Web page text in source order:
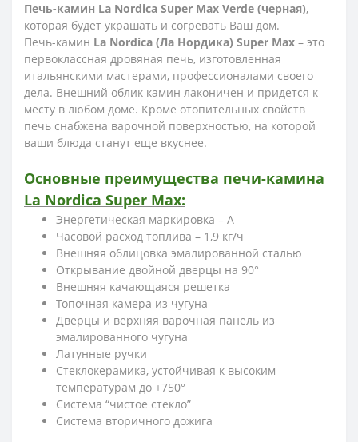
Печь-камин La Nordica Super Max Verde (черная),
которая будет украшать и согревать Ваш дом.
Печь-камин La Nordica (Ла Нордика) Super Max – это
первоклассная дровяная печь, изготовленная
итальянскими мастерами, профессионалами своего
дела. Внешний облик камин лаконичен и придется к
месту в любом доме. Кроме отопительных свойств
печь снабжена варочной поверхностью, на которой
ваши блюда станут еще вкуснее.
Основные преимущества печи-камина
La Nordica Super Max:
Энергетическая маркировка – А
Часовой расход топлива – 1,9 кг/ч
Внешняя облицовка эмалированной сталью
Открывание двойной дверцы на 90°
Внешняя качающаяся решетка
Топочная камера из чугуна
Дверцы и верхняя варочная панель из
эмалированного чугуна
Латунные ручки
Стеклокерамика, устойчивая к высоким
температурам до +750°
Система “чистое стекло”
Система вторичного дожига